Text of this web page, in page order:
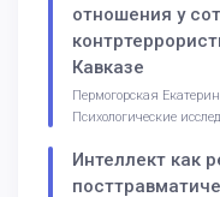
отношения у
Кавказе
Пермогорская
Психологические
Интеллект как